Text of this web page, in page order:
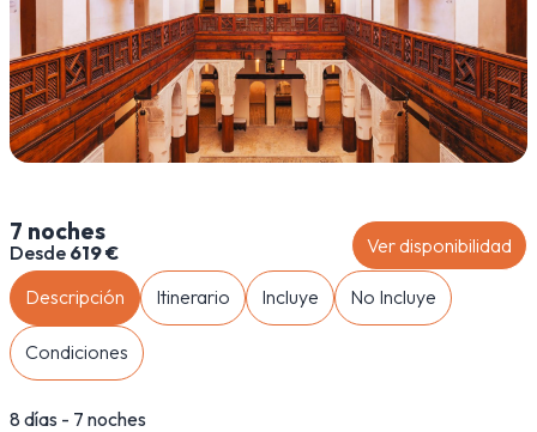
Descripción Itinerario Incluye No Incluye
Condiciones
8 días - 7 noches
7 noches
Desde 619 € Ver disponibilidad